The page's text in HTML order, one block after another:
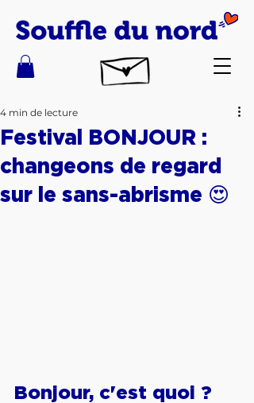
Festival BONJOUR :
changeons de regard
sur le sans-abrisme 😍​
4 min de lecture
Bonjour, c'est quoi ?